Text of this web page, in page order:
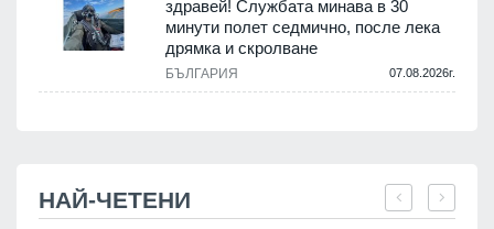
здравей! Службата минава в 30
минути полет седмично, после лека
дрямка и скролване
БЪЛГАРИЯ 07.08.2026г.
НАЙ-ЧЕТЕНИ